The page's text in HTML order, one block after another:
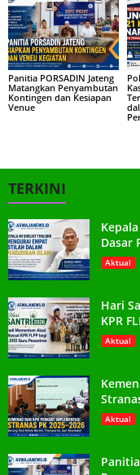
Panitia PORSADIN Jateng
Matangkan Penyambutan
Kontingen dan Kesiapan
Venue
TERKINI
Dasar
Aktual
Hari
KPR
Aktual
Aktual